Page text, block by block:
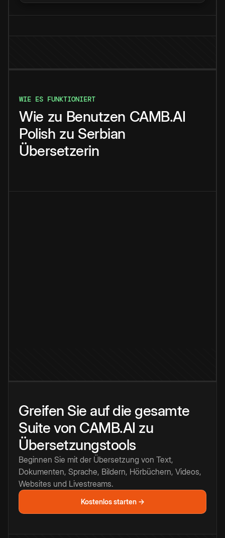
WIE ES FUNKTIONIERT
Wie zu Benutzen CAMB.AI
Polish zu Serbian
Übersetzerin
Greifen Sie auf die gesamte
Suite von CAMB.AI zu
Übersetzungstools
Beginnen Sie mit der Übersetzung von Text,
Dokumenten, Sprache, Bildern, Hörbüchern, Videos,
Websites und Livestreams.
Kostenlos starten →